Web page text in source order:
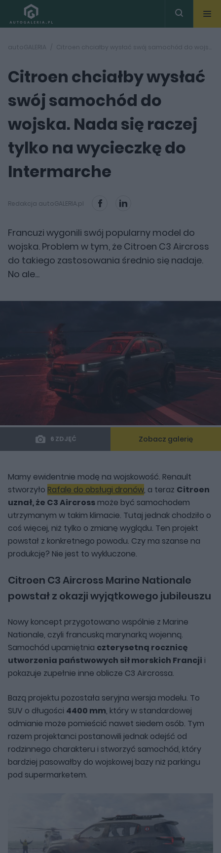
autoGALERIA Citroen chciałby wysłać swój samochód do wojska. Nada się raczej tylko na wycieczkę do Intermarche
Citroen chciałby wysłać
swój samochód do
wojska. Nada się raczej
tylko na wycieczkę do
Intermarche
Redakcja autoGALERIA.pl
Francuzi wygonili swój popularny model do
wojska. Problem w tym, że Citroen C3 Aircross
do takiego zastosowania średnio się nadaje.
No ale...
6 ZDJĘĆ Zobacz galerię
Mamy ewidentnie modę na wojskowość. Renault
stworzyło Rafale do obsługi dronów, a teraz Citroen
uznał, że C3 Aircross może być samochodem
utrzymanym w takim klimacie. Tutaj jednak chodziło o
coś więcej, niż tylko o zmianę wyglądu. Ten projekt
powstał z konkretnego powodu. Czy ma szanse na
produkcję? Nie jest to wykluczone.
Citroen C3 Aircross Marine Nationale
powstał z okazji wyjątkowego jubileuszu
Nowy koncept przygotowano wspólnie z Marine
Nationale, czyli francuską marynarką wojenną.
Samochód upamiętnia czterysetną rocznicę
utworzenia państwowych sił morskich Francji i
pokazuje zupełnie inne oblicze C3 Aircrossa.
Bazą projektu pozostała seryjna wersja modelu. To
SUV o długości 4400 mm, który w standardowej
odmianie może pomieścić nawet siedem osób. Tym
razem projektanci postanowili jednak odejść od
rodzinnego charakteru i stworzyć samochód, który
bardziej pasowałby do wojskowej bazy niż parkingu
pod supermarketem.